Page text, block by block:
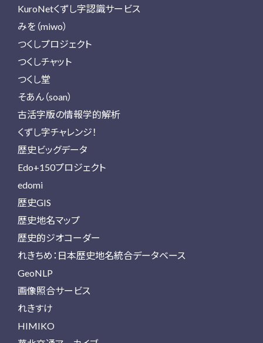
KuroNetくずし字認識サービス
みを（miwo）
つくしプロジェクト
つくしチャット
つくし堂
そあん（soan）
古活字版の情報学的解析
くずし字チャレンジ！
歴史ビッグデータ
Edo+150プロジェクト
edomi
歴史GIS
歴史地名マップ
歴史的ジオコーダー
れきちめ：日本歴史地名統合データベース
GeoNLP
画像照合サービス
れきすけ
HIMIKO